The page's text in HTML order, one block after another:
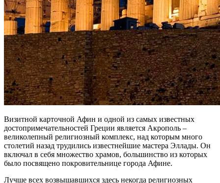
Визитной карточной Афин и одной из самых известных
достопримечательностей Греции является Акрополь –
великолепный религиозный комплекс, над которым много
столетий назад трудились известнейшие мастера Эллады. Он
включал в себя множество храмов, большинство из которых
было посвящено покровительнице города Афине.
Лучше всех возвышавшихся здесь некогда религиозных